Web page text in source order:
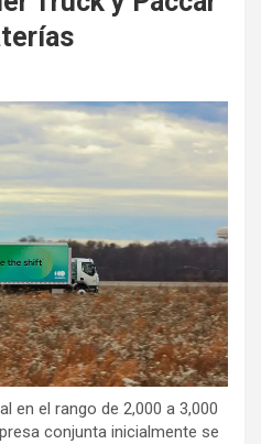
en el rango de 2,000 a 3,000
conjunta inicialmente se